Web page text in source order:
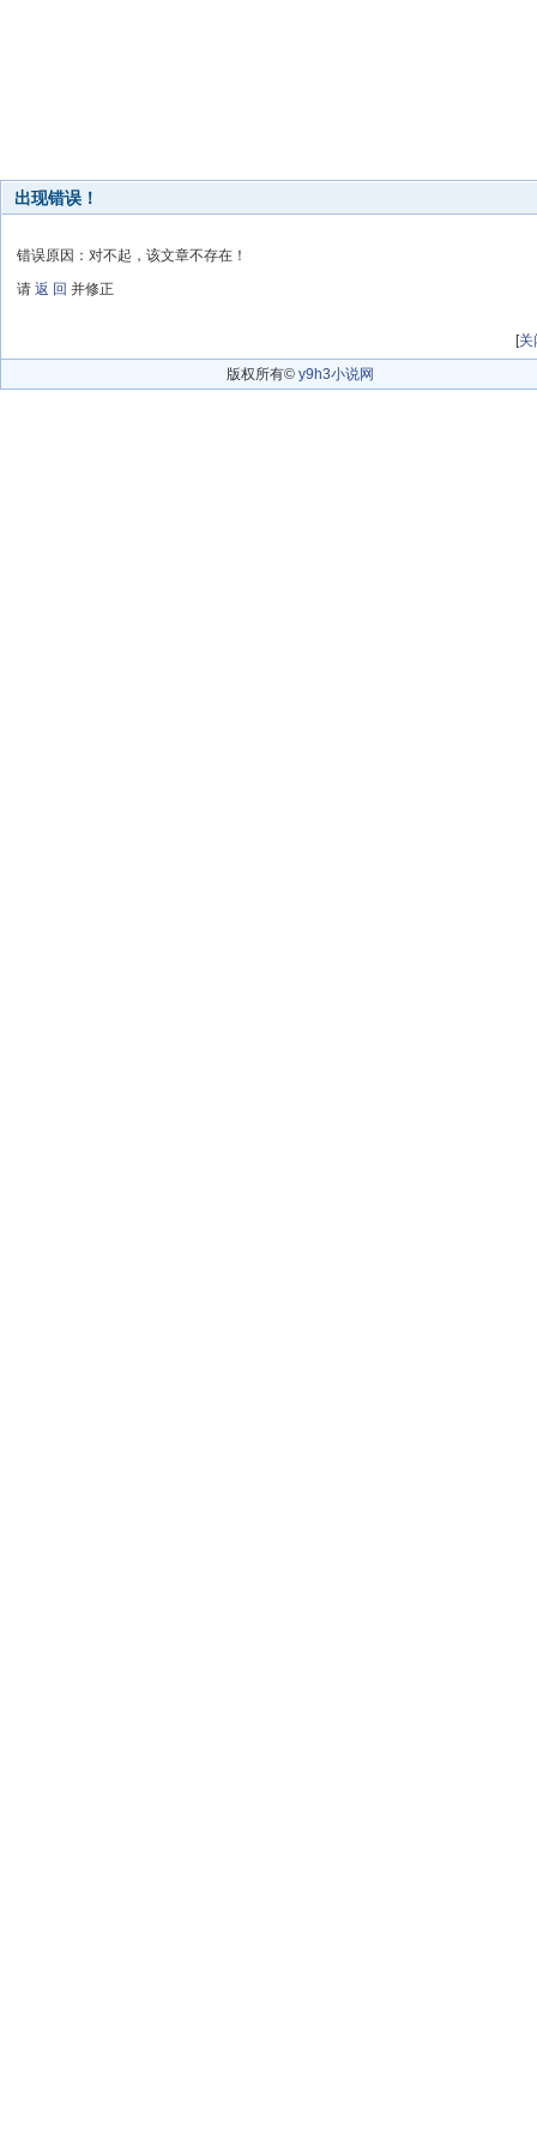
出现错误！
错误原因：对不起，该文章不存在！
请 返 回 并修正
[关
版权所有© y9h3小说网